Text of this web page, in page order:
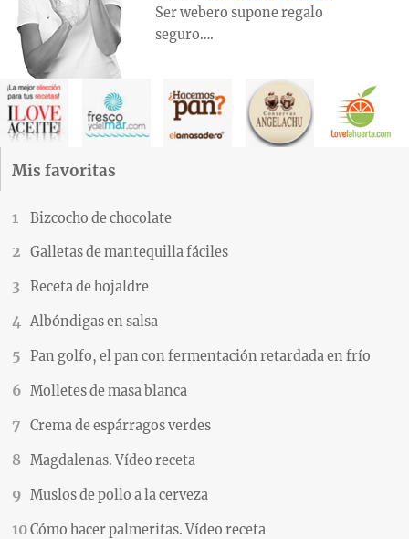
Ser webero supone regalo
seguro….
Mis favoritas
Bizcocho de chocolate
Galletas de mantequilla fáciles
Receta de hojaldre
Albóndigas en salsa
Pan golfo, el pan con fermentación retardada en frío
Molletes de masa blanca
Crema de espárragos verdes
Magdalenas. Vídeo receta
Muslos de pollo a la cerveza
Cómo hacer palmeritas. Vídeo receta